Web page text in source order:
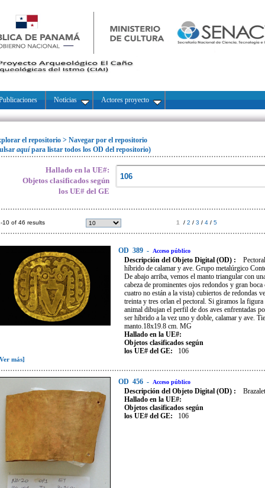
Noticias Actores proyecto
el repositorio > Navegar por el repositorio
aquípara listar todos los OD del repositorio)
Hallado en la UE#:
Objetos clasificados según
los UE# del GE
10 of 46 results 1 / 2 / 3 / 4 / 5
OD 389 - Acceso público
Descripción del Objeto Digital (OD) :
híbrido de calamar y ave. Grupo metalúrgico
De abajo arriba, vemos el manto triangular con
cabeza de prominentes ojos redondos y gran
cuatro no están a la vista) cubiertos de redondas
treinta y tres orlan el pectoral. Si giramos la
animal dibujan el perfil de dos aves enfrentadas
ser híbrido a la vez uno y doble, calamar y ave.
manto.18x19.8 cm. MG
Hallado en la UE#:
Objetos clasificados según
los UE# del GE:
106
más]
OD 456 - Acceso público
Descripción del Objeto Digital (OD) :
Hallado en la UE#:
Objetos clasificados según
los UE# del GE:
106